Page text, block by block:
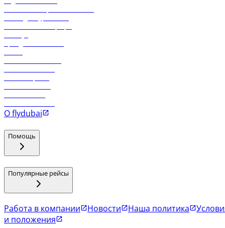
О flydubai
Помощь
Популярные рейсы
Работа в компании Новости Наша политика
и положения